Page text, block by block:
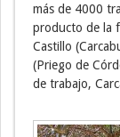
más de 4000
producto de la
Castillo
(Priego de
de trabajo,